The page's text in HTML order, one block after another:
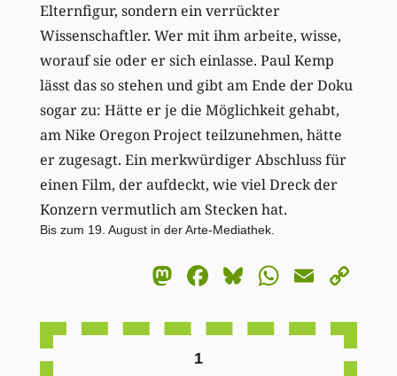
Elternfigur, sondern ein verrückter
Wissenschaftler. Wer mit ihm arbeite, wisse,
worauf sie oder er sich einlasse. Paul Kemp
lässt das so stehen und gibt am Ende der Doku
sogar zu: Hätte er je die Möglichkeit gehabt,
am Nike Oregon Project teilzunehmen, hätte
er zugesagt. Ein merkwürdiger Abschluss für
einen Film, der aufdeckt, wie viel Dreck der
Konzern vermutlich am Stecken hat.
Bis zum 19. August in der Arte-Mediathek.
Mastodon
Facebook
BlueskyEmail
1